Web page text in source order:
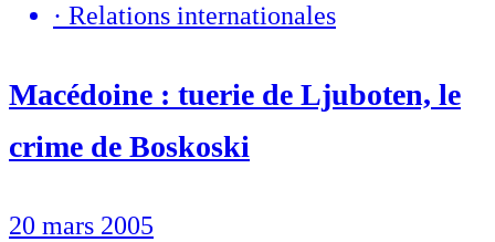
· Relations internationales
Macédoine : tuerie de Ljuboten, le
crime de Boskoski
20 mars 2005